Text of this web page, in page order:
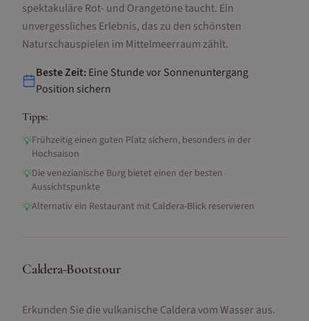
spektakuläre Rot- und Orangetöne taucht. Ein
unvergessliches Erlebnis, das zu den schönsten
Naturschauspielen im Mittelmeerraum zählt.
Beste Zeit:Eine Stunde vor Sonnenuntergang
Position sichern
Tipps:
💡Frühzeitig einen guten Platz sichern, besonders in der
Hochsaison
💡Die venezianische Burg bietet einen der besten
Aussichtspunkte
💡Alternativ ein Restaurant mit Caldera-Blick reservieren
Caldera-Bootstour
Erkunden Sie die vulkanische Caldera vom Wasser aus.